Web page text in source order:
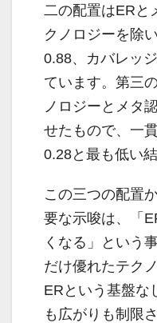
二の配置はERと
クノロジーを除
0.88、カバレッ
ています。第三
ノロジーとメタ
せたもので、一
0.28と最も低い
この三つの配置
要な示唆は、「
くなる」という
だけ優れたテク
ERという基盤な
も広がりも制限